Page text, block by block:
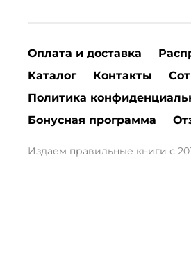
Оплата и доставка
Каталог
Контакты
Политика
Бонусная программа
Издаем правильные книги с